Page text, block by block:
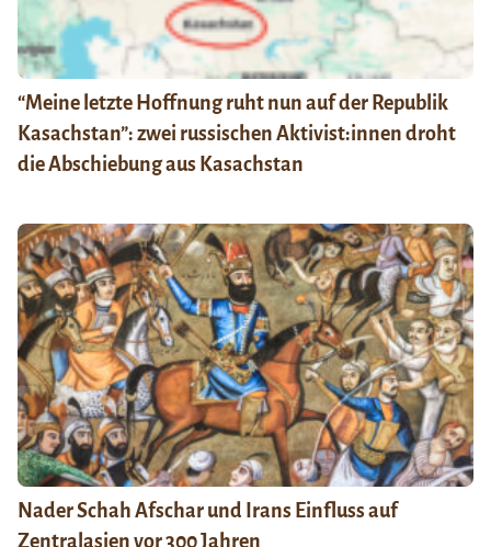
“Meine letzte Hoffnung ruht nun auf der Republik
Kasachstan”: zwei russischen Aktivist:innen droht
die Abschiebung aus Kasachstan
Nader Schah Afschar und Irans Einfluss auf
Zentralasien vor 300 Jahren